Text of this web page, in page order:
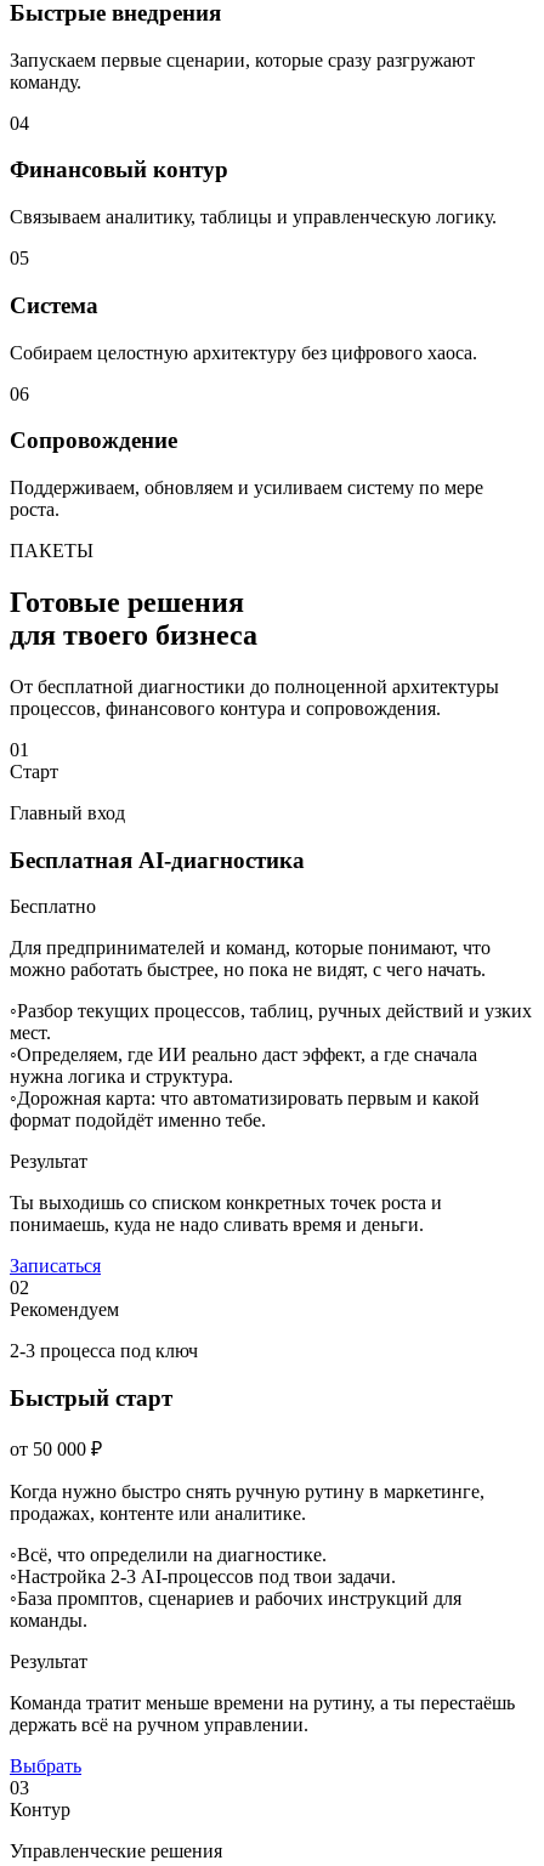
Быстрые внедрения
Запускаем первые сценарии, которые сразу разгружают
команду.
04
Финансовый контур
Связываем аналитику, таблицы и управленческую логику.
05
Система
Собираем целостную архитектуру без цифрового хаоса.
06
Сопровождение
Поддерживаем, обновляем и усиливаем систему по мере
роста.
ПАКЕТЫ
Готовые решения
для твоего бизнеса
От бесплатной диагностики до полноценной архитектуры
процессов, финансового контура и сопровождения.
01
Старт
Главный вход
Бесплатная AI-диагностика
Бесплатно
Для предпринимателей и команд, которые понимают, что
можно работать быстрее, но пока не видят, с чего начать.
◦Разбор текущих процессов, таблиц, ручных действий и узких
мест.
◦Определяем, где ИИ реально даст эффект, а где сначала
нужна логика и структура.
◦Дорожная карта: что автоматизировать первым и какой
формат подойдёт именно тебе.
Результат
Ты выходишь со списком конкретных точек роста и
понимаешь, куда не надо сливать время и деньги.
Записаться
02
Рекомендуем
2-3 процесса под ключ
Быстрый старт
от 50 000 ₽
Когда нужно быстро снять ручную рутину в маркетинге,
продажах, контенте или аналитике.
◦Всё, что определили на диагностике.
◦Настройка 2-3 AI-процессов под твои задачи.
◦База промптов, сценариев и рабочих инструкций для
команды.
Результат
Команда тратит меньше времени на рутину, а ты перестаёшь
держать всё на ручном управлении.
Выбрать
03
Контур
Управленческие решения